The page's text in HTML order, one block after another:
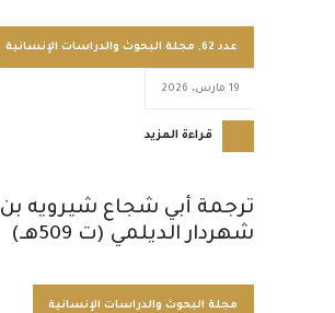
عدد 62 , مجلة البحوث والدراسات الإنسانية
19 مارس، 2026
قراءة المزيد
ترجمة أبي شجاع شيرويه بن
شهردار الديلمي (ت 509هـ)
مجلة البحوث والدراسات الإنسانية